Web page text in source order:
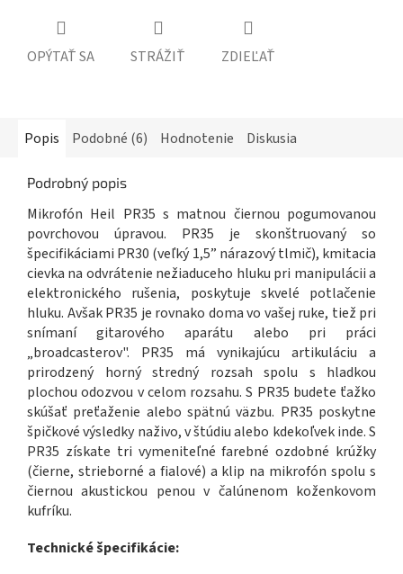
OPÝTAŤ SA STRÁŽIŤ ZDIEĽAŤ
Popis Podobné (6) Hodnotenie Diskusia
Podrobný popis
Mikrofón Heil PR35 s matnou čiernou pogumovanou
povrchovou úpravou. PR35 je skonštruovaný so
špecifikáciami PR30 (veľký 1,5” nárazový tlmič), kmitacia
cievka na odvrátenie nežiaduceho hluku pri manipulácii a
elektronického rušenia, poskytuje skvelé potlačenie
hluku. Avšak PR35 je rovnako doma vo vašej ruke, tiež pri
snímaní gitarového aparátu alebo pri práci
„broadcasterov". PR35 má vynikajúcu artikuláciu a
prirodzený horný stredný rozsah spolu s hladkou
plochou odozvou v celom rozsahu. S PR35 budete ťažko
skúšať preťaženie alebo spätnú väzbu. PR35 poskytne
špičkové výsledky naživo, v štúdiu alebo kdekoľvek inde. S
PR35 získate tri vymeniteľné farebné ozdobné krúžky
(čierne, strieborné a fialové) a klip na mikrofón spolu s
čiernou akustickou penou v čalúnenom koženkovom
kufríku.
Technické špecifikácie: